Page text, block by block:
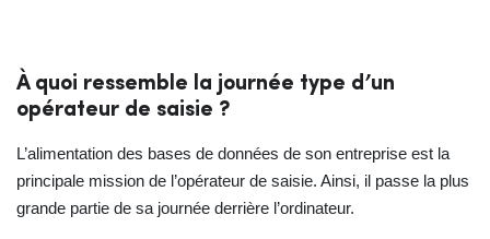
À quoi ressemble la journée type d’un
opérateur de saisie ?
L’alimentation des bases de données de son entreprise est la
principale mission de l’opérateur de saisie. Ainsi, il passe la plus
grande partie de sa journée derrière l’ordinateur.